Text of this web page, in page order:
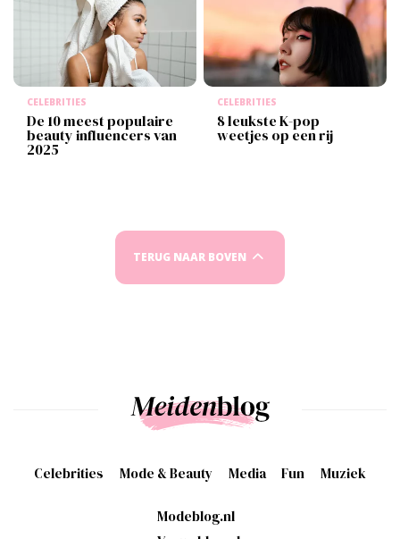
CELEBRITIES
De 10 meest populaire
beauty influencers van
2025
CELEBRITIES
8 leukste K-pop
weetjes op een rij
TERUG NAAR BOVEN
Celebrities Mode & Beauty Media Fun Muziek
Modeblog.nl